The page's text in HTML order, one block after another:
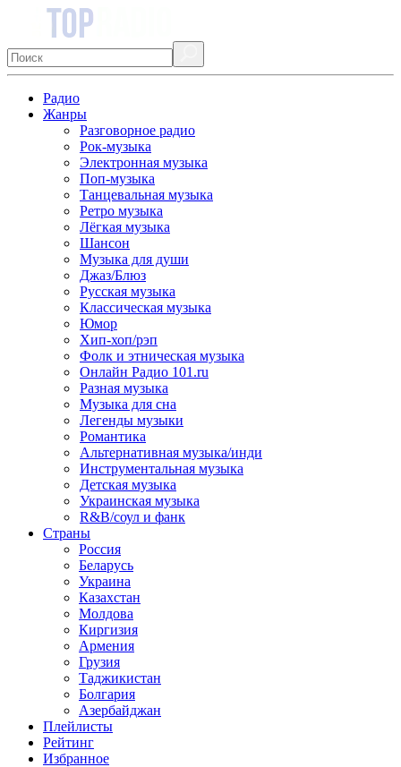
Радио
Жанры
Разговорное радио
Рок-музыка
Электронная музыка
Поп-музыка
Танцевальная музыка
Ретро музыка
Лёгкая музыка
Шансон
Музыка для души
Джаз/Блюз
Русская музыка
Классическая музыка
Юмор
Хип-хоп/рэп
Фолк и этническая музыка
Онлайн Радио 101.ru
Разная музыка
Музыка для сна
Легенды музыки
Романтика
Альтернативная музыка/инди
Инструментальная музыка
Детская музыка
Украинская музыка
R&B/cоул и фанк
Страны
Россия
Беларусь
Украина
Казахстан
Молдова
Киргизия
Армения
Грузия
Таджикистан
Болгария
Азербайджан
Плейлисты
Рейтинг
Избранное